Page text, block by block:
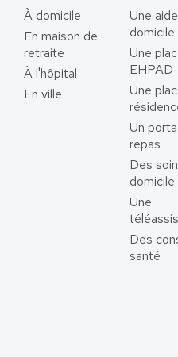
À domicile
En maison de
retraite
À l'hôpital
En ville
Une
domicile
Une
EHPAD
Une
Un
repas
Des
domicile
Une
Des
santé